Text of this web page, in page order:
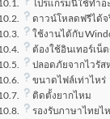
โปรแกรมนี้ใช้ทำอ
ดาวน์โหลดฟรีได้จ
ใช้งานได้กับ
ต้องใช้อินเทอร์เน็
ปลอดภัยจากไวรัส
ขนาดไฟล์เท่าไหร่
ติดตั้งยากไหม
รองรับภาษาไทยไ